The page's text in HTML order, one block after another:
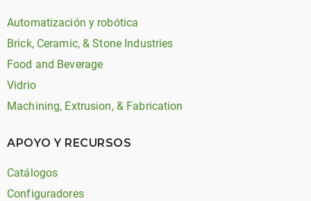
Automatización y robótica
Brick, Ceramic, & Stone Industries
Food and Beverage
Vidrio
Machining, Extrusion, & Fabrication
APOYO Y RECURSOS
Catálogos
Configuradores